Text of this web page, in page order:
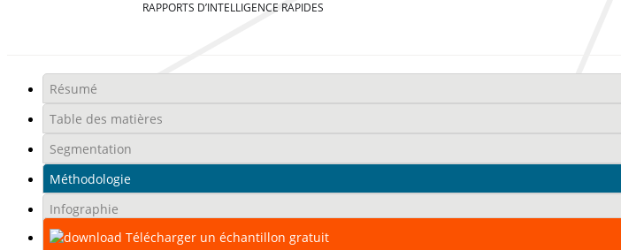
RAPPORTS D’INTELLIGENCE RAPIDES
Résumé
Table des matières
Segmentation
Méthodologie
Infographie
Télécharger un échantillon gratuit